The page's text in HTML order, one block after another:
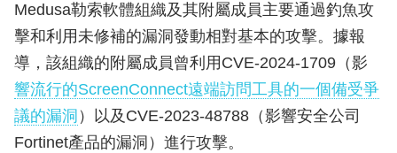
Medusa勒索軟體組織及其附屬成員主要通過釣魚攻
擊和利用未修補的漏洞發動相對基本的攻擊。據報
導，該組織的附屬成員曾利用CVE-2024-1709（影
響流行的ScreenConnect遠端訪問工具的一個備受爭
議的漏洞 ）以及CVE-2023-48788（影響安全公司
Fortinet產品的漏洞）進行攻擊。